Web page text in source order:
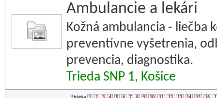
Ambulancie a lekári
Kožná ambulancia - liečba
preventívne vyšetrenia,
prevencia, diagnostika.
Trieda SNP 1, Košice